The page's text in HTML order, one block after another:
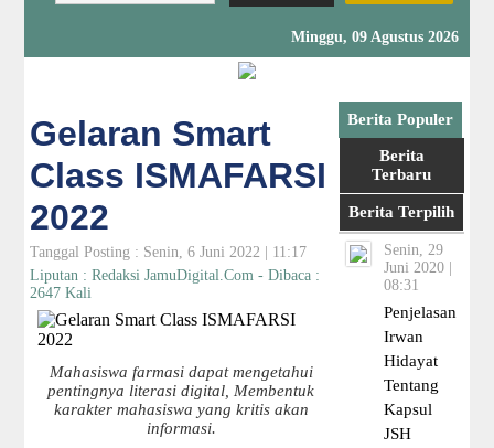
Minggu, 09 Agustus 2026
Gelaran Smart
Class ISMAFARSI
2022
Tanggal Posting : Senin, 6 Juni 2022 | 11:17
Liputan : Redaksi JamuDigital.Com - Dibaca :
2647 Kali
Mahasiswa farmasi dapat mengetahui
pentingnya literasi digital, Membentuk
karakter mahasiswa yang kritis akan
informasi.
Berita Populer
Berita
Terbaru
Berita Terpilih
Senin, 29
Juni 2020 |
08:31
Penjelasan
Irwan
Hidayat
Tentang
Kapsul
JSH